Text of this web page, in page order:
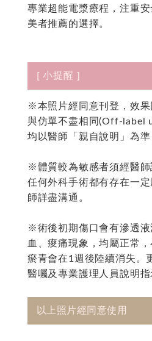
專業超能電漿療程，注重
美者推薦的選擇。
[ 小提醒 ]
※本照片經同意刊登，效
與仿單不盡相同(Off-label
均以醫師「親自說明」為準
※體質較為敏感者須經醫師
任何外科手術都有存在一
師詳盡溝通。
※術後初期傷口會有滲透
血、痠痛現象，均屬正常
瘀青會在1週後陸續消失。
醫囑及專業護理人員說明指
以上照片經同意使用